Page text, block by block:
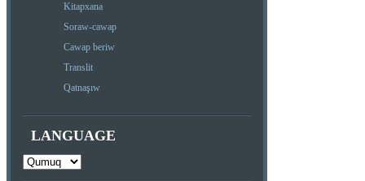
Kitapxana
Soraw-cawap
Cawap beriw
Translit
Qatnaşıw
LANGUAGE